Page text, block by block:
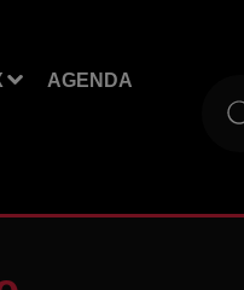
AGENDA